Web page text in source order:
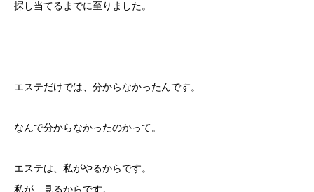
探し当てるまでに至りました。
エステだけでは、分からなかったんです。
なんで分からなかったのかって。
エステは、私がやるからです。
私が、見るからです。